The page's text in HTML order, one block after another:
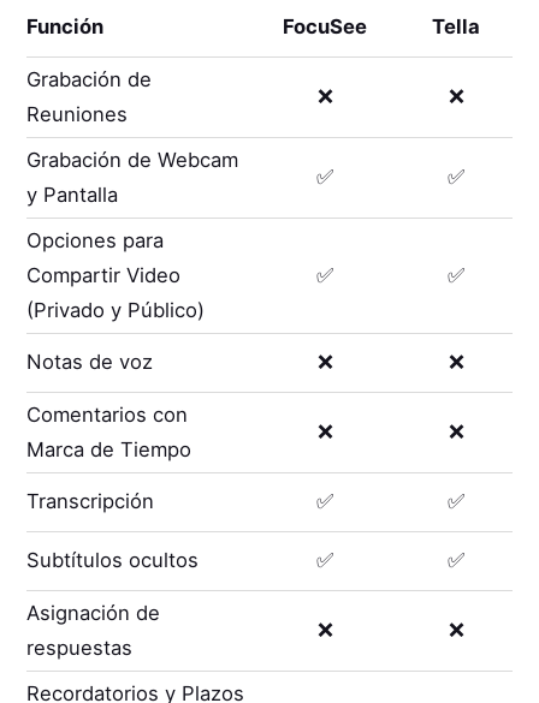
Función FocuSee Tella
Grabación de
Reuniones
❌ ❌
Grabación de Webcam
y Pantalla
✅ ✅
Opciones para
Compartir Video
(Privado y Público)
✅ ✅
Notas de voz ❌ ❌
Comentarios con
Marca de Tiempo
❌ ❌
Transcripción ✅ ✅
Subtítulos ocultos ✅ ✅
Asignación de
respuestas
❌ ❌
Recordatorios y Plazos